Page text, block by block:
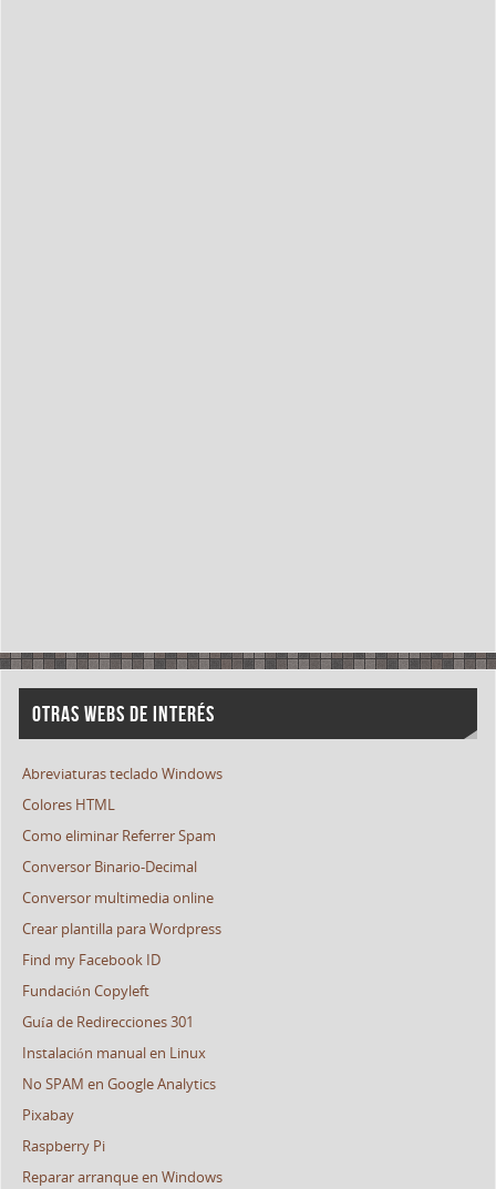
OTRAS WEBS DE INTERÉS
Abreviaturas teclado Windows
Colores HTML
Como eliminar Referrer Spam
Conversor Binario-Decimal
Conversor multimedia online
Crear plantilla para Wordpress
Find my Facebook ID
Fundación Copyleft
Guía de Redirecciones 301
Instalación manual en Linux
No SPAM en Google Analytics
Pixabay
Raspberry Pi
Reparar arranque en Windows